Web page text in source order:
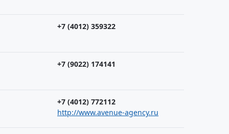
+7 (4012) 359322
+7 (9022) 174141
+7 (4012) 772112
http://www.avenue-agency.ru